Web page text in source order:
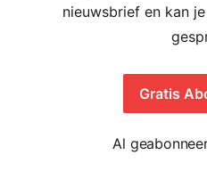
nieuwsbrief en kan
Gratis
Al